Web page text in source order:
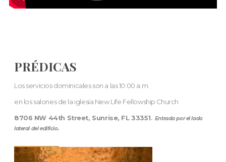
PRÉDICAS
Los servicios dominicales son a las 10:00 a.m.
en los salones de la iglesia New Life Fellowship Church
8706 NW 44th Street, Sunrise, FL 33351. Entrada por el lado
lateral del edificio.